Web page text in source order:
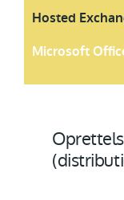
Hosted
Microsoft